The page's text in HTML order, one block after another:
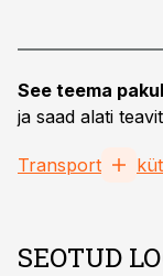
See teema
ja saad alati
Transport
SEOTUD